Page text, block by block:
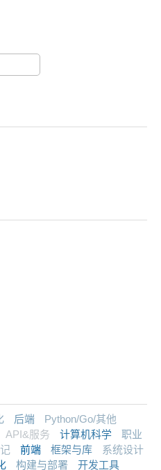
后端
Python/Go/其他
API&服务 计算机科学
职业
前端 框架与库
系统设计
构建与部署 开发工具